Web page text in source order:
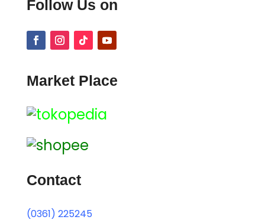
Follow Us on
Market Place
Contact
(0361) 225245